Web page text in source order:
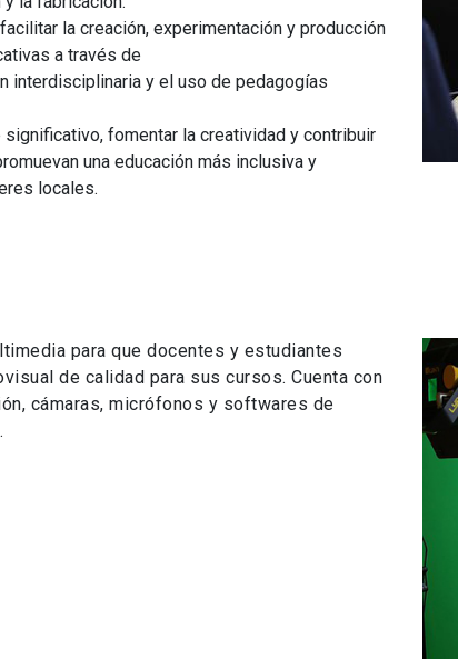
la creación, experimentación y producción
a través de
interdisciplinaria y el uso de pedagogías
fomentar la creatividad y contribuir
una educación más inclusiva y
locales.
para que docentes y estudiantes
de calidad para sus cursos. Cuenta con
cámaras, micrófonos y softwares de